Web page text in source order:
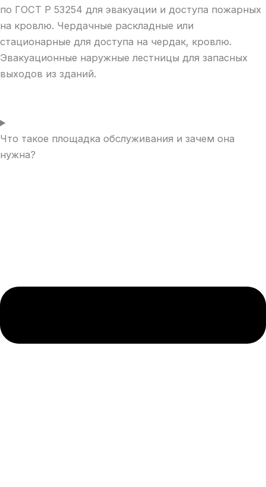
по ГОСТ Р 53254 для эвакуации и доступа пожарных
на кровлю. Чердачные раскладные или
стационарные для доступа на чердак, кровлю.
Эвакуационные наружные лестницы для запасных
выходов из зданий.
Что такое площадка обслуживания и зачем она
нужна?